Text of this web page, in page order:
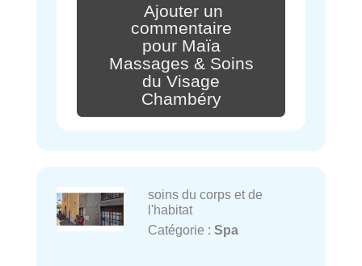
Ajouter un
commentaire
pour Maïa
Massages & Soins
du Visage
Chambéry
soins du corps et de
l'habitat
Catégorie : Spa